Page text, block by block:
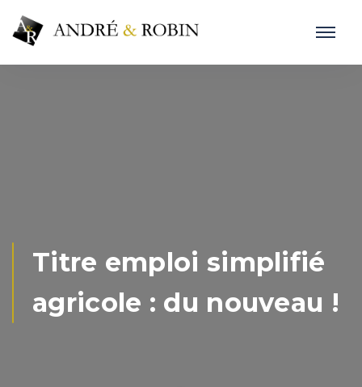
Titre emploi simplifié
agricole : du nouveau !